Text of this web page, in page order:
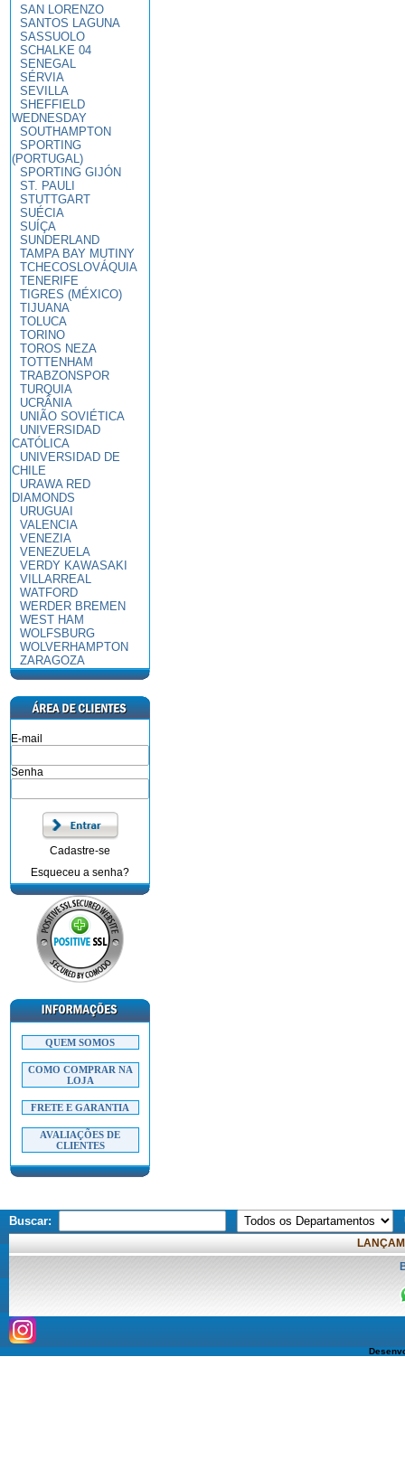
SAN LORENZO
SANTOS LAGUNA
SASSUOLO
SCHALKE 04
SENEGAL
SÉRVIA
SEVILLA
SHEFFIELD
WEDNESDAY
SOUTHAMPTON
SPORTING
(PORTUGAL)
SPORTING GIJÓN
ST. PAULI
STUTTGART
SUÉCIA
SUÍÇA
SUNDERLAND
TAMPA BAY MUTINY
TCHECOSLOVÁQUIA
TENERIFE
TIGRES (MÉXICO)
TIJUANA
TOLUCA
TORINO
TOROS NEZA
TOTTENHAM
TRABZONSPOR
TURQUIA
UCRÂNIA
UNIÃO SOVIÉTICA
UNIVERSIDAD
CATÓLICA
UNIVERSIDAD DE
CHILE
URAWA RED
DIAMONDS
URUGUAI
VALENCIA
VENEZIA
VENEZUELA
VERDY KAWASAKI
VILLARREAL
WATFORD
WERDER BREMEN
WEST HAM
WOLFSBURG
WOLVERHAMPTON
ZARAGOZA
E-mail
Senha
Cadastre-se
Esqueceu a senha?
QUEM SOMOS
COMO COMPRAR NA
LOJA
FRETE E GARANTIA
AVALIAÇÕES DE
CLIENTES
Buscar: